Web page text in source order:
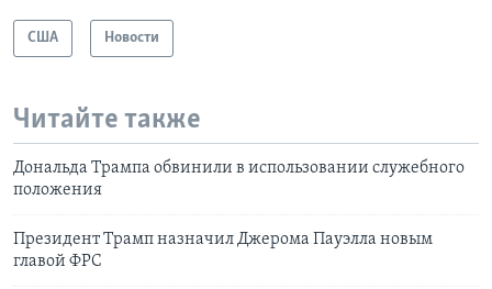
США Новости
Читайте также
Дональда Трампа обвинили в использовании служебного
положения
Президент Трамп назначил Джерома Пауэлла новым
главой ФРС